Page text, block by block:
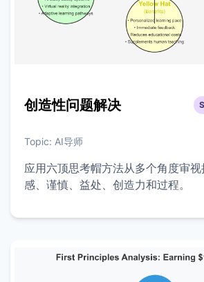
创造性问题解决
Topic: AI导师
应用六顶思考帽方法从多个角度审
感、谨慎、益处、创造力和过程。